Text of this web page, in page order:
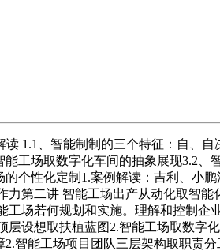
、智能制制的三个特征：自、自
工场取数字化车间的抽象展现3.2
个性化定制1.案例解读：吉利、
第二讲 智能工场出产从动化取智
场若何规划和实施。理解和控制
设想取扶植蓝图2.智能工场取数
智能工场项目团队三层架构取职责